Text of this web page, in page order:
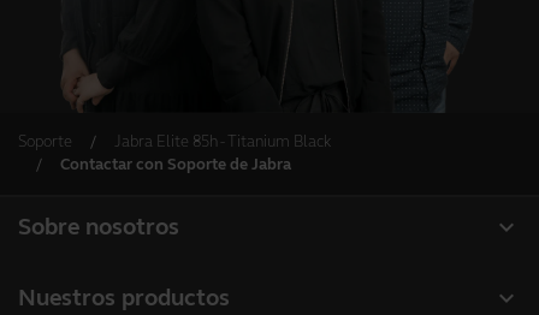
Soporte
Jabra Elite 85h - Titanium Black
Contactar con Soporte de Jabra
expand_more
Sobre nosotros
expand_more
Nuestros productos